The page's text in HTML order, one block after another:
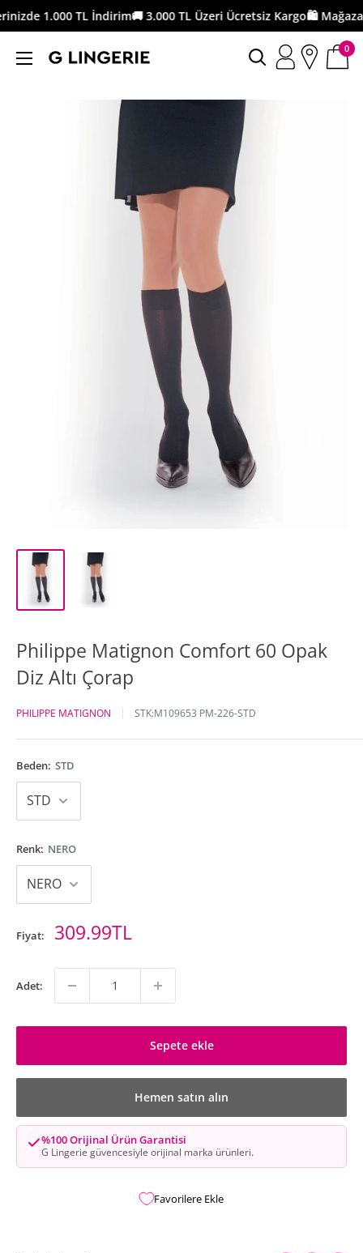
İçeriği
geç
1.000 TL İndirim🚚 3.000 TL Üzeri Ücretsiz Kargo🛍️
G
0
Philippe Matignon Comfort 60 Opak
Diz Altı Çorap
PHILIPPE MATIGNON STK:M109653 PM-226-STD
Beden: STD
Renk: NERO
Fiyat: İndirimli
309.99TL
Adet:
Sepete ekle
Hemen satın alın
%100 Orijinal Ürün Garantisi
G Lingerie güvencesiyle orijinal marka ürünleri.
Favorilere Ekle